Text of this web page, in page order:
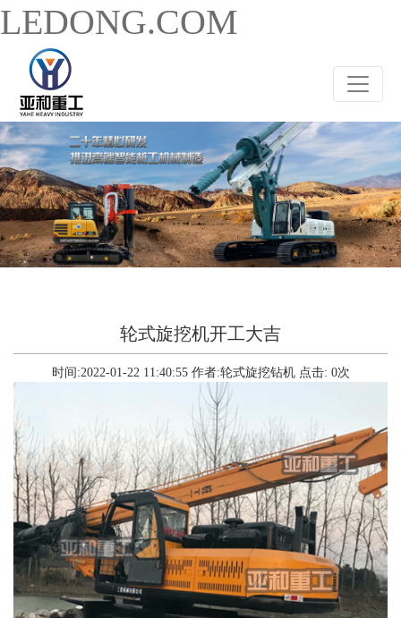
LEDONG.COM
轮式旋挖机开工大吉
时间:2022-01-22 11:40:55 作者:轮式旋挖钻机 点击: 0次